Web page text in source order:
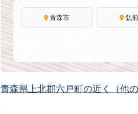
青森市 弘
青森県上北郡六戸町の近く（他